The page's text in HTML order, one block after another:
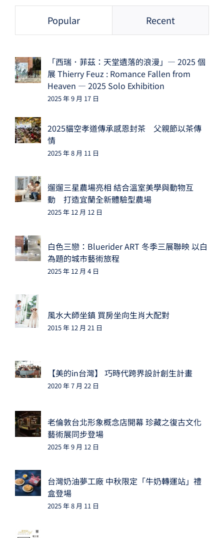
Popular Recent
「西瑞．菲茲：天堂遺落的浪漫」— 2025 個
展 Thierry Feuz : Romance Fallen from
Heaven — 2025 Solo Exhibition
2025 年 9 月 17 日
2025貓空孝道傳承感恩封茶 父親節以茶傳
情
2025 年 8 月 11 日
遛遛三星農場亮相 結合溫室美學與動物互
動 打造宜蘭全新體驗型農場
2025 年 12 月 12 日
白色三戀：Bluerider ART 冬季三展聯映 以白
為題的城市藝術旅程
2025 年 12 月 4 日
風水大師坐鎮 買房坐向生肖大配對
2015 年 12 月 21 日
【美的in台灣】 巧時代跨界設計創生計畫
2020 年 7 月 22 日
老倫敦台北形象概念店開幕 珍藏之復古文化
藝術展同步登場
2025 年 9 月 12 日
台灣奶油夢工廠 中秋限定「牛奶轉運站」禮
盒登場
2025 年 8 月 11 日